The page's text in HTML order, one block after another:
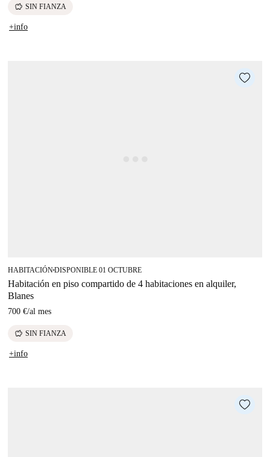
savings SIN FIANZA
+info
HABITACIÓN■DISPONIBLE 01 OCTUBRE
Habitación en piso compartido de 4 habitaciones en alquiler,
Blanes
700 €/al mes
savings SIN FIANZA
+info